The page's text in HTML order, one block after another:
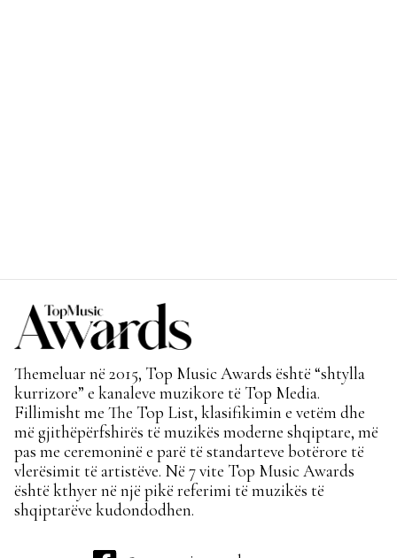
Themeluar në 2015, Top Music Awards është “shtylla
kurrizore” e kanaleve muzikore të Top Media.
Fillimisht me The Top List, klasifikimin e vetëm dhe
më gjithëpërfshirës të muzikës moderne shqiptare, më
pas me ceremoninë e parë të standarteve botërore të
vlerësimit të artistëve. Në 7 vite Top Music Awards
është kthyer në një pikë referimi të muzikës të
shqiptarëve kudondodhen.